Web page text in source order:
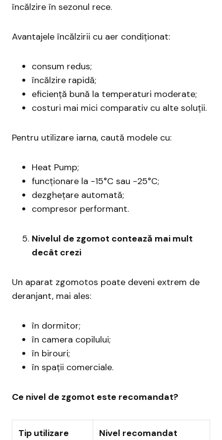
încălzire în sezonul rece.
Avantajele încălzirii cu aer condiționat:
consum redus;
încălzire rapidă;
eficiență bună la temperaturi moderate;
costuri mai mici comparativ cu alte soluții.
Pentru utilizare iarna, caută modele cu:
Heat Pump;
funcționare la -15°C sau -25°C;
dezghețare automată;
compresor performant.
Nivelul de zgomot contează mai mult
decât crezi
Un aparat zgomotos poate deveni extrem de
deranjant, mai ales:
în dormitor;
în camera copilului;
în birouri;
în spații comerciale.
Ce nivel de zgomot este recomandat?
Tip utilizare Nivel recomandat